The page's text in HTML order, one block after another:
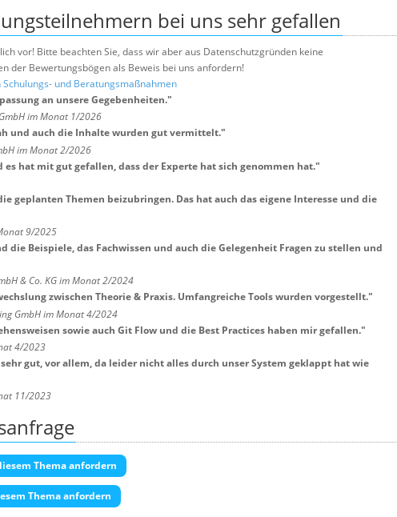
bei uns sehr gefallen
vor! Bitte beachten Sie, dass wir aber aus Datenschutzgründen keine
der Bewertungsbögen als Beweis bei uns anfordern!
und Beratungsmaßnahmen
an unsere Gegebenheiten."
GmbH im Monat 1/2026
und auch die Inhalte wurden gut vermittelt."
im Monat 2/2026
hat mit gut gefallen, dass der Experte hat sich genommen hat."
geplanten Themen beizubringen. Das hat auch das eigene Interesse und die
9/2025
die Beispiele, das Fachwissen und auch die Gelegenheit Fragen zu stellen und
& Co. KG im Monat 2/2024
zwischen Theorie & Praxis. Umfangreiche Tools wurden vorgestellt."
GmbH im Monat 4/2024
sowie auch Git Flow und die Best Practices haben mir gefallen."
4/2023
gut, vor allem, da leider nicht alles durch unser System geklappt hat wie
11/2023
Thema anfordern
Thema anfordern